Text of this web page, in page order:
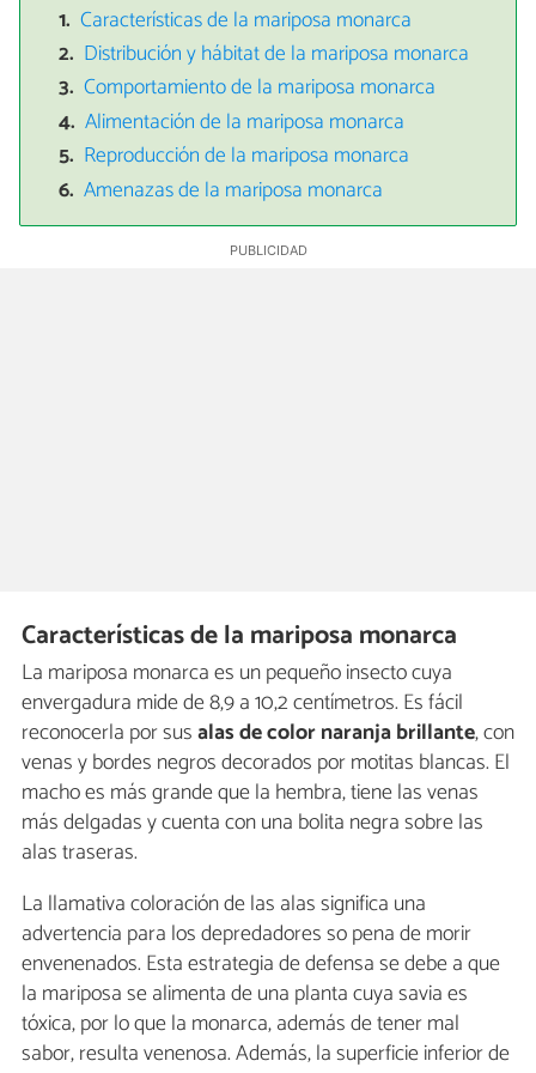
Características de la mariposa monarca
Distribución y hábitat de la mariposa monarca
Comportamiento de la mariposa monarca
Alimentación de la mariposa monarca
Reproducción de la mariposa monarca
Amenazas de la mariposa monarca
Características de la mariposa monarca
La mariposa monarca es un pequeño insecto cuya
envergadura mide de 8,9 a 10,2 centímetros. Es fácil
reconocerla por susalas de color naranja brillante, con
venas y bordes negros decorados por motitas blancas. El
macho es más grande que la hembra, tiene las venas
más delgadas y cuenta con una bolita negra sobre las
alas traseras.
La llamativa coloración de las alas significa una
advertencia para los depredadores so pena de morir
envenenados. Esta estrategia de defensa se debe a que
la mariposa se alimenta de una planta cuya savia es
tóxica, por lo que la monarca, además de tener mal
sabor, resulta venenosa. Además, la superficie inferior de